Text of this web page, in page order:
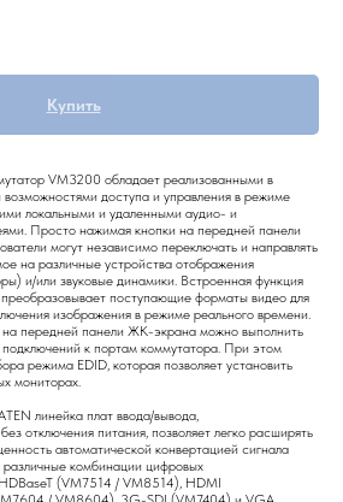
Купить
VM3200 обладает реализованными в
доступа и управления в режиме
локальными и удаленными аудио- и
Просто нажимая кнопки на передней панели
могут независимо переключать и направлять
на различные устройства отображения
и/или звуковые динамики. Встроенная функция
поступающие форматы видео для
изображения в режиме реального времени.
передней панели ЖК-экрана можно выполнить
к портам коммутатора. При этом
режима EDID, которая позволяет установить
мониторах.
линейка плат ввода/вывода,
отключения питания, позволяет легко расширять
автоматической конвертацией сигнала
различные комбинации цифровых
(VM7514 / VM8514), HDMI